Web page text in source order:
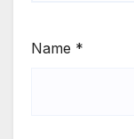
Name *